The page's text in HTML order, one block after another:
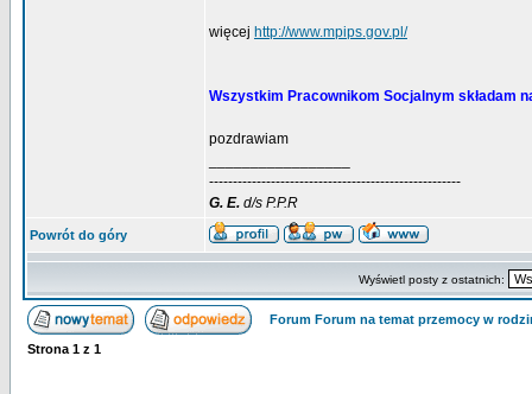
więcej http://www.mpips.gov.pl/
Wszystkim Pracownikom Socjalnym składam
pozdrawiam
-----------------------------------------------------
G. E. d/s P.P.R
Powrót do góry
Wyświetl posty z ostatnich:
Forum Forum na temat przemocy w
Strona 1 z 1